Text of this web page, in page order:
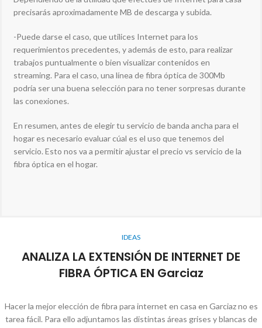
precisarás aproximadamente MB de descarga y subida.
-Puede darse el caso, que utilices Internet para los
requerimientos precedentes, y además de esto, para realizar
trabajos puntualmente o bien visualizar contenidos en
streaming. Para el caso, una línea de fibra óptica de 300Mb
podría ser una buena selección para no tener sorpresas durante
las conexiones.
En resumen, antes de elegir tu servicio de banda ancha para el
hogar es necesario evaluar cúal es el uso que tenemos del
servicio. Esto nos va a permitir ajustar el precio vs servicio de la
fibra óptica en el hogar.
IDEAS
ANALIZA LA EXTENSIÓN DE INTERNET DE
FIBRA ÓPTICA EN Garciaz
Hacer la mejor elección de fibra para internet en casa en Garciaz no es
tarea fácil. Para ello adjuntamos las distintas áreas grises y blancas de